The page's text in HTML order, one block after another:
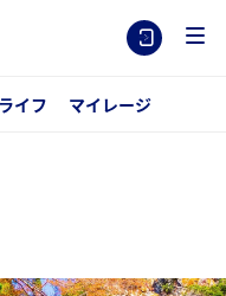
イフ マイレージ